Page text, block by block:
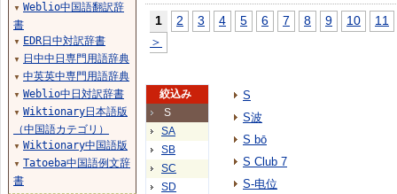
1 2 3 4 5 6 7 8 9 10
11
＞
絞込み
S
SA
SB
SC
SD
S
S波
S bō
S Club 7
S-电位
▼ Weblio中国語翻訳辞
書
▼ EDR日中対訳辞書
▼ 日中中日専門用語辞典
▼ 中英英中専門用語辞典
▼ Weblio中日対訳辞書
▼ Wiktionary日本語版
（中国語カテゴリ）
▼ Wiktionary中国語版
▼ Tatoeba中国語例文辞
書